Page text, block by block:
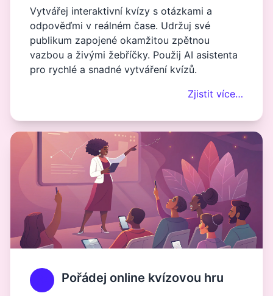
Vytvářej interaktivní kvízy s otázkami a
odpověďmi v reálném čase. Udržuj své
publikum zapojené okamžitou zpětnou
vazbou a živými žebříčky. Použij AI asistenta
pro rychlé a snadné vytváření kvízů.
Zjistit více…
Pořádej online kvízovou hru